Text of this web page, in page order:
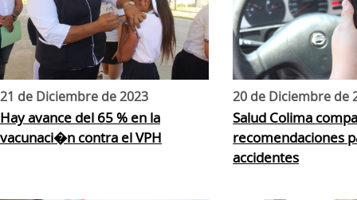
21 de Diciembre de 2023
Hay avance del 65 % en la
vacunaci�n contra el VPH
20 de Diciembre de
Salud Colima
recomendaciones
accidentes